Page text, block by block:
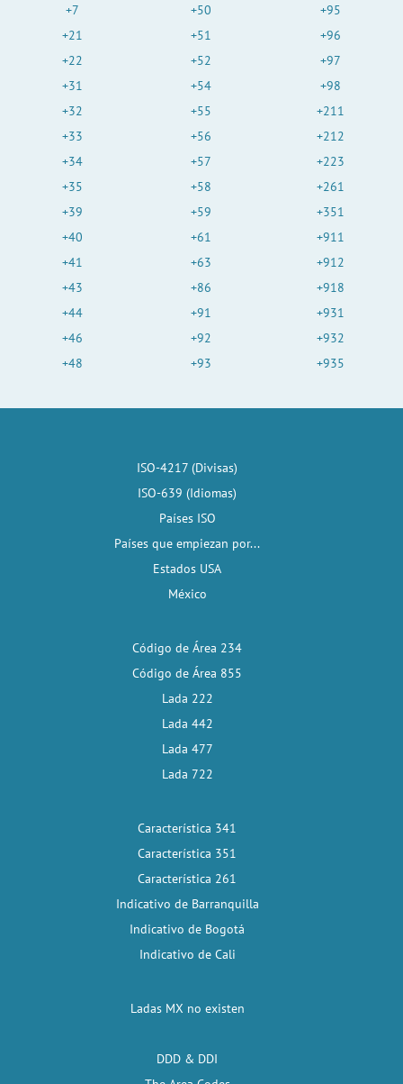
+7
+21
+22
+31
+32
+33
+34
+35
+39
+40
+41
+43
+44
+46
+48
+50
+51
+52
+54
+55
+56
+57
+58
+59
+61
+63
+86
+91
+92
+93
+95
+96
+97
+98
+211
+212
+223
+261
+351
+911
+912
+918
+931
+932
+935
ISO-4217 (Divisas)
ISO-639 (Idiomas)
Países ISO
Países que empiezan por...
Estados USA
México
Código de Área 234
Código de Área 855
Lada 222
Lada 442
Lada 477
Lada 722
Característica 341
Característica 351
Característica 261
Indicativo de Barranquilla
Indicativo de Bogotá
Indicativo de Cali
Ladas MX no existen
DDD & DDI